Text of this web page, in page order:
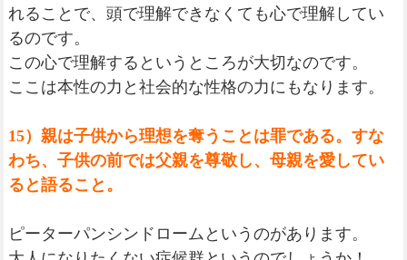
れることで、頭で理解できなくても心で理解してい
るのです。
この心で理解するというところが大切なのです。
ここは本性の力と社会的な性格の力にもなります。
15）親は子供から理想を奪うことは罪である。すな
わち、子供の前では父親を尊敬し、母親を愛してい
ると語ること。
ピーターパンシンドロームというのがあります。